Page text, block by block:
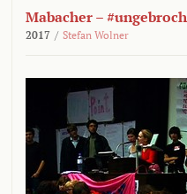
Mabacher –
2017 / Stefan Wolner